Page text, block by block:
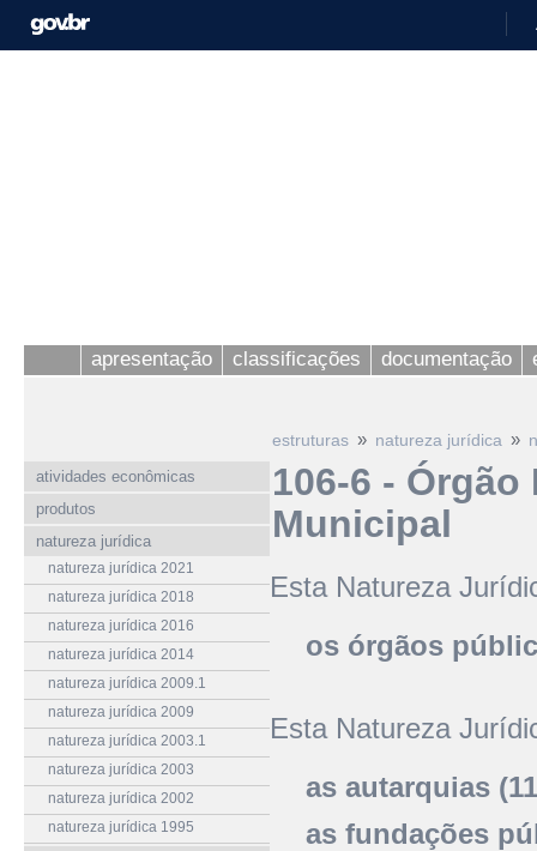
apresentação classificações documentação
atividades econômicas
produtos
natureza jurídica
natureza jurídica 2021
natureza jurídica 2018
natureza jurídica 2016
natureza jurídica 2014
natureza jurídica 2009.1
natureza jurídica 2009
natureza jurídica 2003.1
natureza jurídica 2003
natureza jurídica 2002
natureza jurídica 1995
estruturas » natureza jurídica »
106-6 -
Municipal
Esta Natureza
os órgãos
Esta Natureza
as autarquias
as fundações